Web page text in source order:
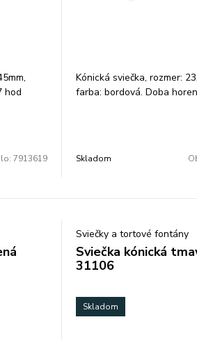
hod
7913619
Kónická sviečka, rozmer:
farba: bordová. Doba
Skladom
Sviečky a tortové fontány
Sviečka kónická
31106
Skladom